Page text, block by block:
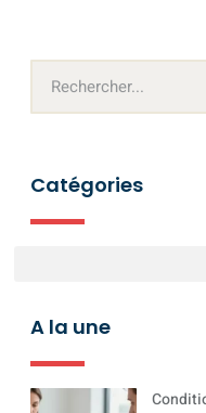
Catégories
A la une